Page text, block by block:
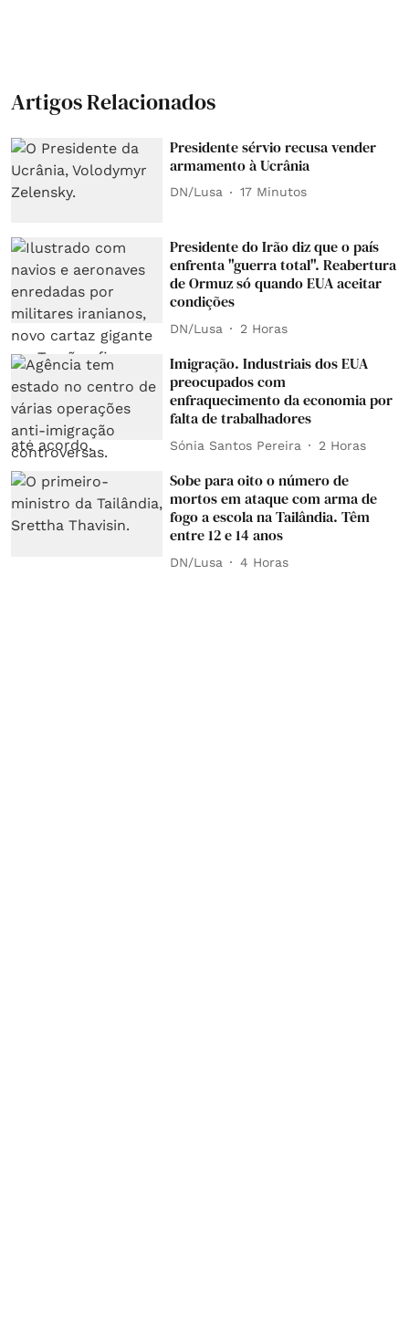
Artigos Relacionados
Presidente sérvio recusa vender
armamento à Ucrânia
DN/Lusa 17 Minutos
Presidente do Irão diz que o país
enfrenta "guerra total". Reabertura
de Ormuz só quando EUA aceitar
condições
DN/Lusa 2 Horas
Imigração. Industriais dos EUA
preocupados com
enfraquecimento da economia por
falta de trabalhadores
Sónia Santos Pereira 2 Horas
Sobe para oito o número de
mortos em ataque com arma de
fogo a escola na Tailândia. Têm
entre 12 e 14 anos
DN/Lusa 4 Horas